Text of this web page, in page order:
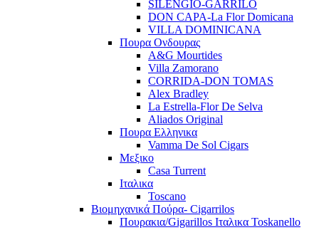
SILENGIO-GARRILO
DON CAPA-La Flor Domicana
VILLA DOMINICANA
Πουρα Ονδουρας
A&G Mourtides
Villa Zamorano
CORRIDA-DON TOMAS
Alex Bradley
La Estrella-Flor De Selva
Aliados Original
Πουρα Ελληνικα
Vamma De Sol Cigars
Μεξικο
Casa Turrent
Ιταλικα
Toscano
Βιομηχανικά Πούρα- Cigarrilos
Πουρακια/Gigarillos Ιταλικα Toskanello